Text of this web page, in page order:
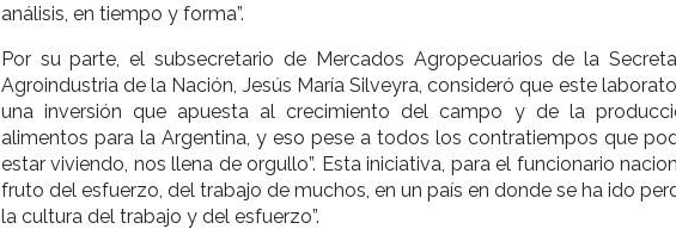
análisis, en tiempo y forma”.
Por su parte, el subsecretario de Mercados Agropecuarios de la
Agroindustria de la Nación, Jesús María Silveyra, consideró que este
una inversión que apuesta al crecimiento del campo y de la
alimentos para la Argentina, y eso pese a todos los contratiempos que
estar viviendo, nos llena de orgullo”. Esta iniciativa, para el funcionario
fruto del esfuerzo, del trabajo de muchos, en un país en donde se ha ido
la cultura del trabajo y del esfuerzo”.